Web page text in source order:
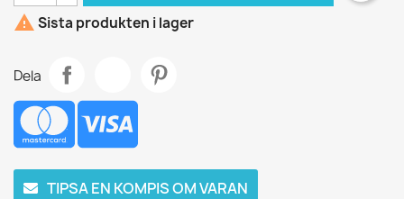
 Sista produkten i lager
Dela
TIPSA EN KOMPIS OM VARAN